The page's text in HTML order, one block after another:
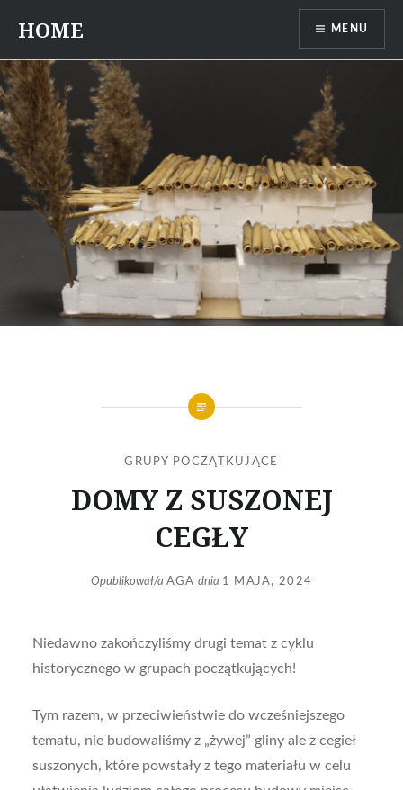
HOME MENU
GRUPY POCZĄTKUJĄCE
DOMY Z SUSZONEJ
CEGŁY
Opublikował/a AGA dnia 1 MAJA, 2024
Niedawno zakończyliśmy drugi temat z cyklu
historycznego w grupach początkujących!
Tym razem, w przeciwieństwie do wcześniejszego
tematu, nie budowaliśmy z „żywej” gliny ale z cegieł
suszonych, które powstały z tego materiału w celu